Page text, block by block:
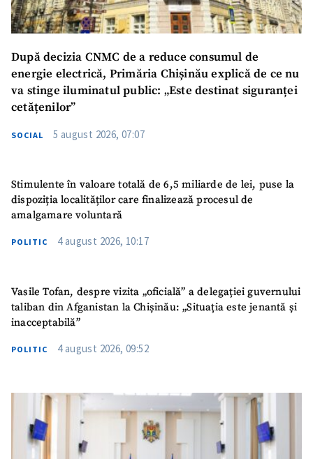
După decizia CNMC de a reduce consumul de
energie electrică, Primăria Chișinău explică de ce nu
va stinge iluminatul public: „Este destinat siguranței
cetățenilor”
SOCIAL 5 august 2026, 07:07
Stimulente în valoare totală de 6,5 miliarde de lei, puse la
dispoziția localităților care finalizează procesul de
amalgamare voluntară
POLITIC 4 august 2026, 10:17
Vasile Tofan, despre vizita „oficială” a delegației guvernului
taliban din Afganistan la Chișinău: „Situația este jenantă și
inacceptabilă”
POLITIC 4 august 2026, 09:52
CONTACT SURSĂ
Email+ Emailul meu
confidențialitate .